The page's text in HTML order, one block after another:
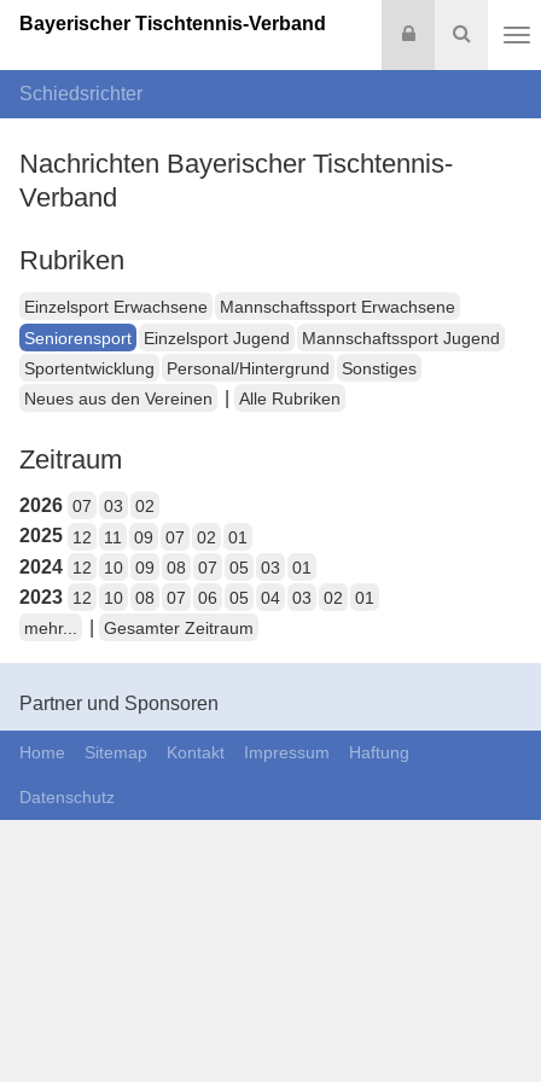
Suche
Login
Bayerischer Tischtennis-Verband
Schiedsrichter
Nachrichten Bayerischer Tischtennis-
Verband
Rubriken
Einzelsport Erwachsene
Mannschaftssport Erwachsene
Seniorensport
Einzelsport Jugend
Mannschaftssport Jugend
Sportentwicklung
Personal/Hintergrund
Sonstiges
Neues aus den Vereinen
Alle Rubriken
Zeitraum
2026 07 03 02
2025 12 11 09 07 02 01
2024 12 10 09 08 07 05 03 01
2023 12 10 08 07 06 05 04 03 02
01
mehr...
Gesamter Zeitraum
Partner und Sponsoren
Home Sitemap Kontakt Impressum Haftung
Datenschutz